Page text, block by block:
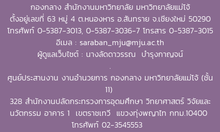
มหาวิทยาลัยSEARCA ยกย่องภาวะผู้นำเพื่อการพัฒนาชนบทและ
ชุมชนอย่างยั่งยืนการได้รับรางวัล OSSA Awards 2026 ของ
รองศาสตราจารย์ ดร.วีระพล ทองมา นับเป็นการยอมรับในระดับ
นานาชาติต่อภาวะผู้นำและความมุ่งมั่นในการขับเคลื่อนสถาบัน
อุดมศึกษาให้เป็นกลไกสำคัญของการพัฒนาชนบท ชุมชน และ
ผู้นำที่มีความมุ่งมั่นในการ เปลี่ยนบทบาทของการอุดมศึกษาให้
เป็นพลังขับเคลื่อนการพัฒนาชนบทและชุมชน โดยภายใต้การนำ
ของท่าน มหาวิทยาลัยแม่โจ้ได้ส่งเสริมการพัฒนาการท่องเที่ยว
เชิงเกษตรโดยชุมชน (Community-Based Agritourism) การ
เสริมสร้างความเข้มแข็งของวิสาหกิจและเศรษฐกิจท้องถิ่น การ
ประยุกต์ใช้ AI ในการปฎิบัติงาน ณ กองบริหารงานกลาง
สำนักงานอธิการบดี มหาวิทยาลัยขอนแก่นในโอกาสนี้ได้รับเกียรติ
จาก รองศาสตราจารย์ ดร.ภัทรวิทย์ พลพินิจ รองอธิการบดีฝ่าย
ทรัพยากรบุคคล , ดร.กิตติ์ เธียรธโนปจัย ผู้ช่วยอธิการบดีฝ่าย
ดิจิทัล , นายธัญญา ภักดี ผู้อำนวยกองบริหารงานกลาง และ
บุคลากร ให้การต้อนรับและร่วมแลกเปลี่ยนเรียนรู้
กองกลาง สำนักงานมหาวิทยาลัย มหาวิทยาลัยแม่โจ้
ตั้งอยู่เลขที่ 63 หมู่ 4 ต.หนองหาร อ.สันทราย จ.เชียงใหม่ 50290
โทรศัพท์ 0-5387-3013, 0-5387-3036-7 โทรสาร 0-5387-3015
อีเมล : saraban_mju@mju.ac.th
ผู้ดูแลเว็บไซต์ : นางลัดดาวรรณ บำรุงกาญจน์
.
ศูนย์ประสานงาน งานอำนวยการ กองกลาง มหาวิทยาลัยแม่โจ้ (ชั้น
11)
328 สำนักงานปลัดกระทรวงการอุดมศึกษา วิทยาศาสตร์ วิจัยและ
นวัตกรรม อาคาร 1 เขตราชเทวี แขวงทุ่งพญาไท กทม.10400
โทรศัพท์ 02-3545553